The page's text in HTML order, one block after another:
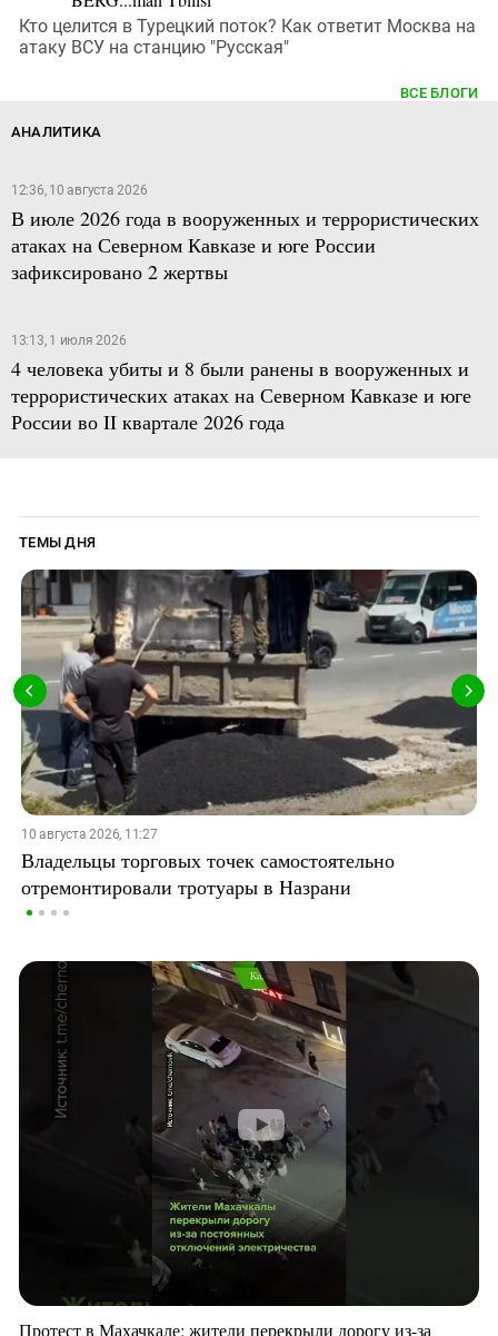
Кто целится в Турецкий поток? Как ответит Москва на
атаку ВСУ на станцию "Русская"
ВСЕ БЛОГИ
АНАЛИТИКА
12:36, 10 августа 2026
В июле 2026 года в вооруженных и террористических
атаках на Северном Кавказе и юге России
зафиксировано 2 жертвы
13:13, 1 июля 2026
4 человека убиты и 8 были ранены в вооруженных и
террористических атаках на Северном Кавказе и юге
России во II квартале 2026 года
ТЕМЫ ДНЯ
10 августа 2026, 11:27
Владельцы торговых точек самостоятельно
отремонтировали тротуары в Назрани
Протест в Махачкале: жители перекрыли дорогу из-за